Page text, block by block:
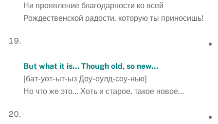
Ни проявление благодарности ко всей
Рождественской радости, которую ты приносишь!
But what it is… Though old, so new…
[бат-уот-ыт-ыз Доу-оулд-соу-нью]
Но что же это… Хоть и старое, такое новое…